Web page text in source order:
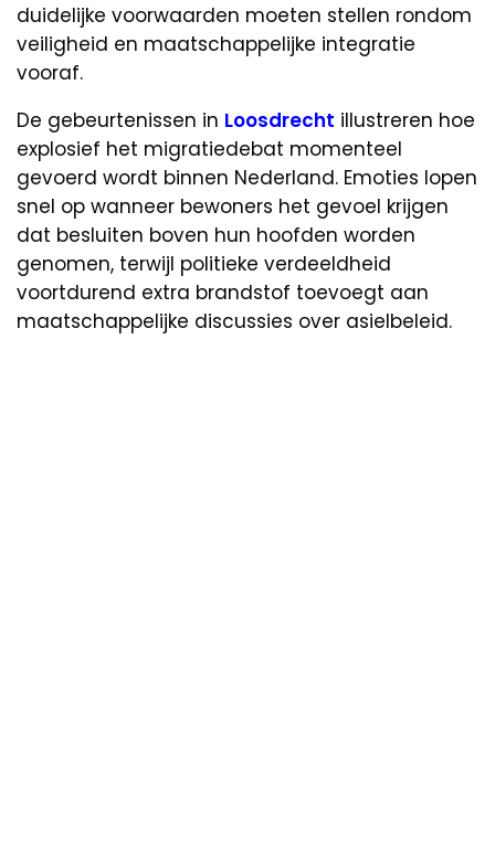
duidelijke voorwaarden moeten stellen rondom
veiligheid en maatschappelijke integratie
vooraf.
De gebeurtenissen in Loosdrecht illustreren hoe
explosief het migratiedebat momenteel
gevoerd wordt binnen Nederland. Emoties lopen
snel op wanneer bewoners het gevoel krijgen
dat besluiten boven hun hoofden worden
genomen, terwijl politieke verdeeldheid
voortdurend extra brandstof toevoegt aan
maatschappelijke discussies over asielbeleid.